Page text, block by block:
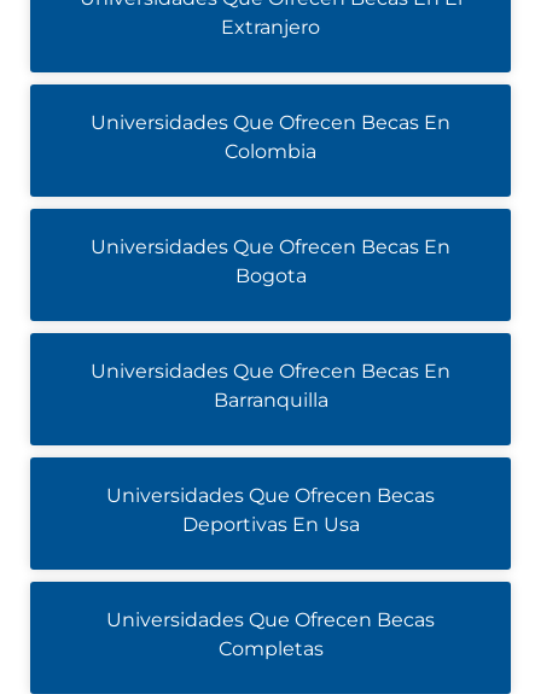
Extranjero
Universidades Que Ofrecen Becas En
Colombia
Universidades Que Ofrecen Becas En
Bogota
Universidades Que Ofrecen Becas En
Barranquilla
Universidades Que Ofrecen Becas
Deportivas En Usa
Universidades Que Ofrecen Becas
Completas